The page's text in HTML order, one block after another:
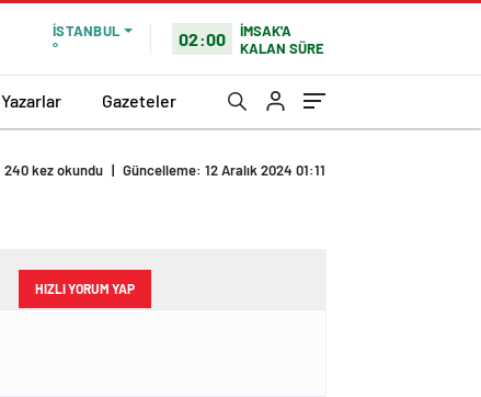
İSTANBUL
°
02:00
İMSAK'A
KALAN SÜRE
Yazarlar Gazeteler
240 kez okundu | Güncelleme: 12 Aralık 2024 01:11
HIZLI YORUM YAP